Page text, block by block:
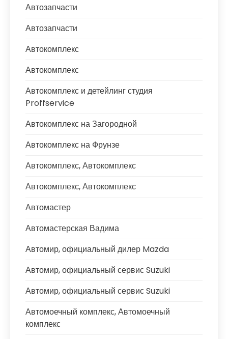
Автозапчасти
Автозапчасти
Автокомплекс
Автокомплекс
Автокомплекс и детейлинг студия
Proffservice
Автокомплекс на Загородной
Автокомплекс на Фрунзе
Автокомплекс, Автокомплекс
Автокомплекс, Автокомплекс
Автомастер
Автомастерская Вадима
Автомир, официальный дилер Mazda
Автомир, официальный сервис Suzuki
Автомир, официальный сервис Suzuki
Автомоечный комплекс, Автомоечный
комплекс